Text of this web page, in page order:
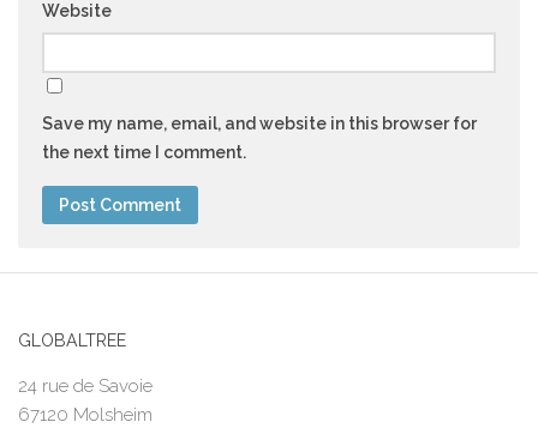
Website
Save my name, email, and website in this browser for
the next time I comment.
GLOBALTREE
24 rue de Savoie
67120 Molsheim